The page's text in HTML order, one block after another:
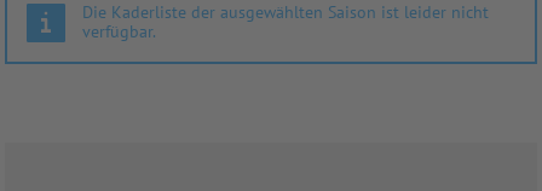
Die Kaderliste der ausgewählten Saison ist leider nicht
verfügbar.